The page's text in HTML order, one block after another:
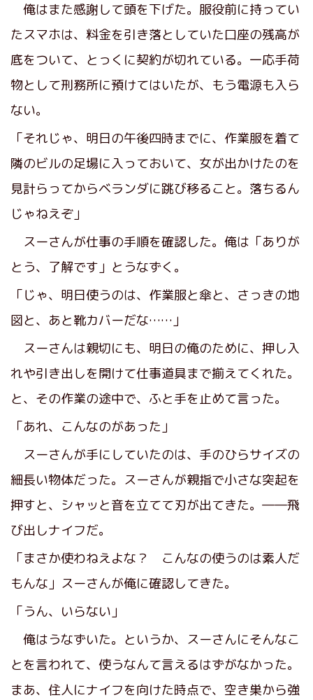
俺はまた感謝して頭を下げた。服役前に持ってい
たスマホは、料金を引き落としていた口座の残高が
底をついて、とっくに契約が切れている。一応手荷
物として刑務所に預けてはいたが、もう電源も入ら
ない。
「それじゃ、明日の午後四時までに、作業服を着て
隣のビルの足場に入っておいて、女が出かけたのを
見計らってからベランダに跳び移ること。落ちるん
じゃねえぞ」
スーさんが仕事の手順を確認した。俺は「ありが
とう、了解です」とうなずく。
「じゃ、明日使うのは、作業服と傘と、さっきの地
図と、あと靴カバーだな……」
スーさんは親切にも、明日の俺のために、押し入
れや引き出しを開けて仕事道具まで揃えてくれた。
と、その作業の途中で、ふと手を止めて言った。
「あれ、こんなのがあった」
スーさんが手にしていたのは、手のひらサイズの
細長い物体だった。スーさんが親指で小さな突起を
押すと、シャッと音を立てて刃が出てきた。――飛
び出しナイフだ。
「まさか使わねえよな？ こんなの使うのは素人だ
もんな」スーさんが俺に確認してきた。
「うん、いらない」
俺はうなずいた。というか、スーさんにそんなこ
とを言われて、使うなんて言えるはずがなかった。
まあ、住人にナイフを向けた時点で、空き巣から強